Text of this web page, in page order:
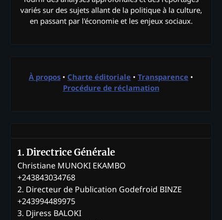
variés sur des sujets allant de la politique à la culture,
en passant par l'économie et les enjeux sociaux.
À propos • Charte éditoriale • Transparence •
Procédure de réclamation
1. Directrice Générale
Christiane MUNOKI EKAMBO
+243843034768
2. Directeur de Publication Godefroid BINZE
+243994489975
3. Djiress BALOKI